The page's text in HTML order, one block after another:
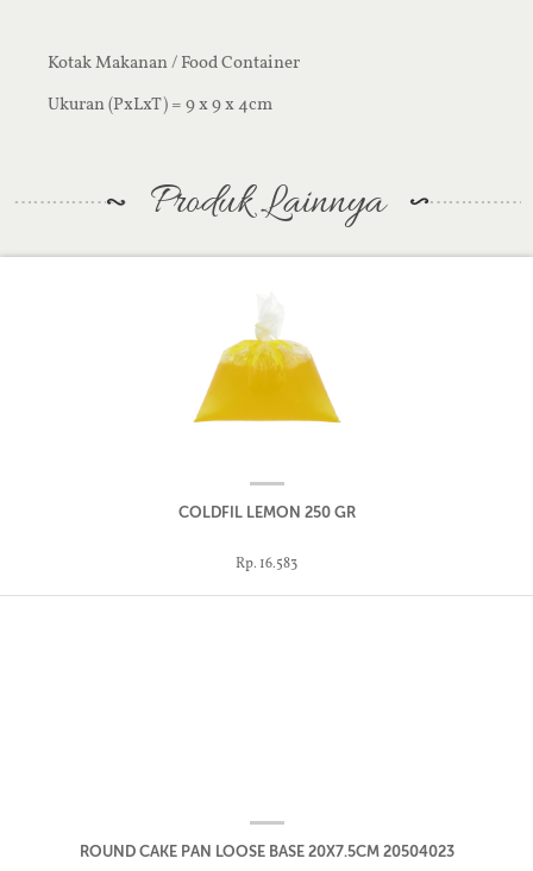
Kotak Makanan / Food Container
Ukuran (PxLxT) = 9 x 9 x 4cm
Produk Lainnya
COLDFIL LEMON 250 GR
Rp. 16.583
ROUND CAKE PAN LOOSE BASE 20X7.5CM 20504023